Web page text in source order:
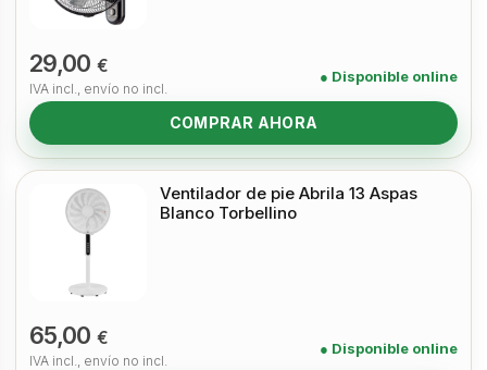
29,00€
IVA incl., envío no incl.
● Disponible online
COMPRAR AHORA
Ventilador de pie Abrila 13 Aspas
Blanco Torbellino
65,00€
IVA incl., envío no incl.
● Disponible online